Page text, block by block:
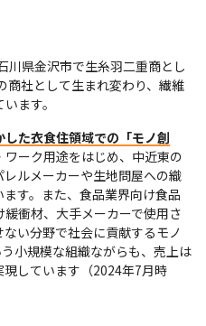
川県金沢市で生糸羽二重商とし
商社として生まれ変わり、繊維
ます。
た衣食住領域での「モノ創
ーク用途をはじめ、中近東の
ルメーカーや生地問屋への織
す。また、食品業界向け食品
衝材、大手メーカーで使用さ
い分野で社会に貢献するモノ
小規模な組織ながらも、売上は
しています（2024年7月時